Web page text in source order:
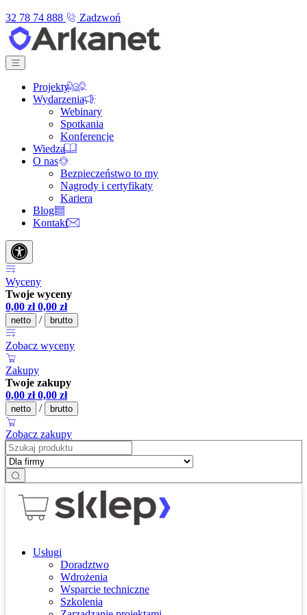
32 78 74 888
Zadzwoń
Projekty
Wydarzenia
Webinary
Spotkania
Konferencje
Wiedza
O nas
Bezpieczeństwo to my
Nagrody i certyfikaty
Kariera
Blog
Kontakt
Wyceny
Twoje wyceny
0,00 zł 0,00 zł
netto / brutto
Zobacz wyceny
Zakupy
Twoje zakupy
0,00 zł 0,00 zł
netto / brutto
Zobacz zakupy
Usługi
Doradztwo
Wdrożenia
Wsparcie techniczne
Szkolenia